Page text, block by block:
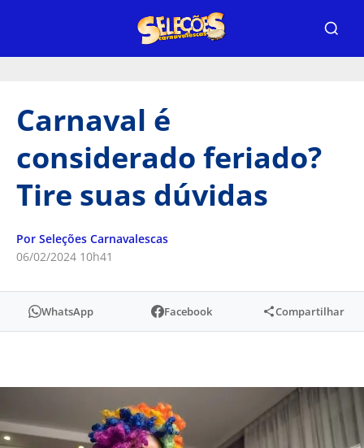
Carnaval é
considerado feriado?
Tire suas dúvidas
Por Seleções Carnavalescas
06/02/2024 10h41
WhatsApp Facebook Compartilhar